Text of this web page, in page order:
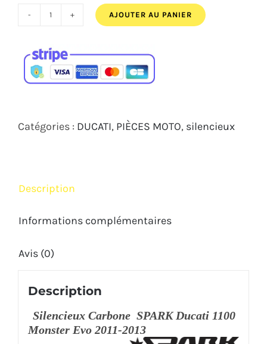
1
075,00€.
quantité
Silencieux
Carbone
2011
2013
AJOUTER AU PANIER
Catégories : DUCATI PIÈCES MOTO silencieux
Description
Informations complémentaires
Avis (0)
Description
Silencieux Carbone SPARK Ducati 1100
Monster Evo 2011-2013